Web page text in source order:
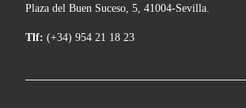
Plaza del Buen Suceso, 5, 41004-Sevilla.
Tlf: (+34) 954 21 18 23